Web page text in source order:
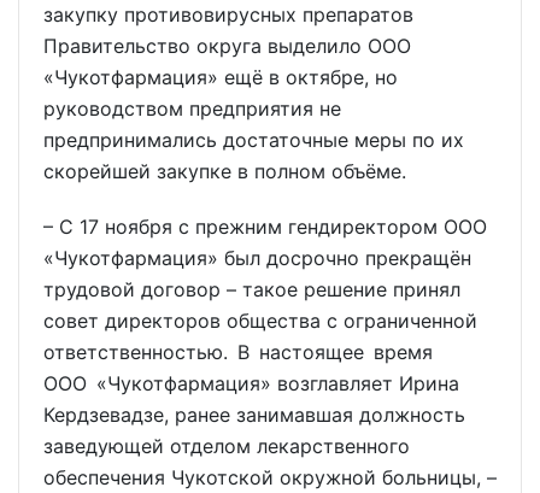
закупку противовирусных препаратов
Правительство округа выделило ООО
«Чукотфармация» ещё в октябре, но
руководством предприятия не
предпринимались достаточные меры по их
скорейшей закупке в полном объёме.
– С 17 ноября с прежним гендиректором ООО
«Чукотфармация» был досрочно прекращён
трудовой договор – такое решение принял
совет директоров общества с ограниченной
ответственностью. В настоящее время
ООО «Чукотфармация» возглавляет Ирина
Кердзевадзе, ранее занимавшая должность
заведующей отделом лекарственного
обеспечения Чукотской окружной больницы, –